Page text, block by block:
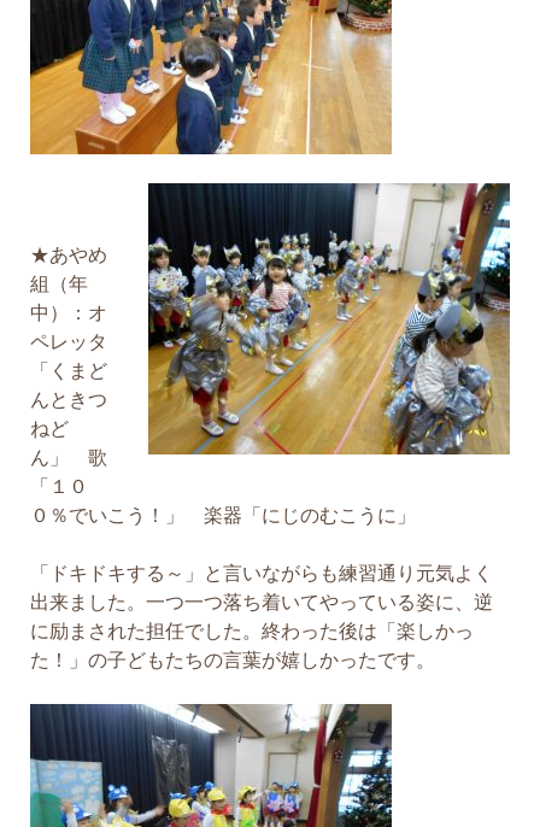
★あやめ
組（年
中）：オ
ペレッタ
「くまど
んときつ
ねど
ん」 歌
「１０
０％でいこう！」 楽器「にじのむこうに」
「ドキドキする～」と言いながらも練習通り元気よく
出来ました。一つ一つ落ち着いてやっている姿に、逆
に励まされた担任でした。終わった後は「楽しかっ
た！」の子どもたちの言葉が嬉しかったです。